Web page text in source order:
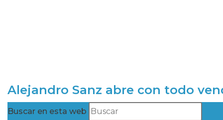
Alejandro Sanz abre con todo
Buscar en esta web